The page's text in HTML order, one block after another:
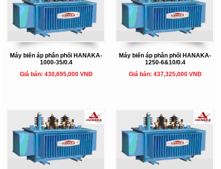
Máy biến áp phân phối HANAKA-
1000-35/0.4
Giá bán: 430,695,000 VNĐ
Máy biến áp phân phối HANAKA-
1250-6&10/0.4
Giá bán: 437,325,000 VNĐ